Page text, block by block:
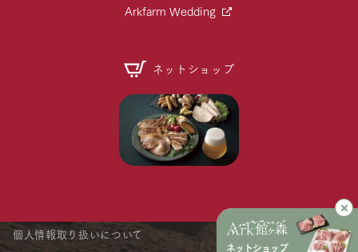
ネットショップ
Arkfarm Wedding
ネットショップ
個人情報取り扱いについて